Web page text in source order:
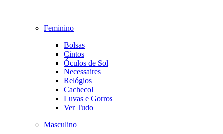
Feminino
Bolsas
Cintos
Óculos de Sol
Necessaires
Relógios
Cachecol
Luvas e Gorros
Ver Tudo
Masculino